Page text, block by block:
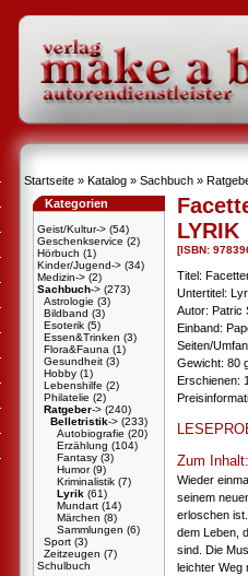
Startseite » Katalog » Sachbuch »
Kategorien
Geist/Kultur-> (54)
Geschenkservice (2)
Hörbuch (1)
Kinder/Jugend-> (34)
Medizin-> (2)
Sachbuch-> (273)
Astrologie (3)
Bildband (3)
Esoterik (5)
Essen&Trinken (3)
Flora&Fauna (1)
Gesundheit (3)
Hobby (1)
Lebenshilfe (2)
Philatelie (2)
Ratgeber-> (240)
Belletristik-> (233)
Autobiografie (20)
Erzählung (104)
Fantasy (3)
Humor(9)
Kriminalistik (7)
Lyrik (61)
Mundart (14)
Märchen (8)
Sammlungen (6)
Sport (3)
Zeitzeugen (7)
Schulbuch
LYRIK
[ISBN:
Titel:
Untertitel:
Autor: Patric
Einband:
Seiten/
Gewicht: 80
Erschienen:
Zum Inhalt:
Wieder
seinem
erloschen
dem Leben,
sind. Die
leichter Weg